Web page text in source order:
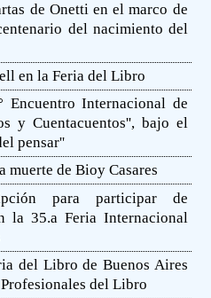
de Onetti en el marco de
del nacimiento del
en la Feria del Libro
Encuentro Internacional de
y Cuentacuentos'', bajo el
pensar''
muerte de Bioy Casares
para participar de
la 35.a Feria Internacional
del Libro de Buenos Aires
del Libro